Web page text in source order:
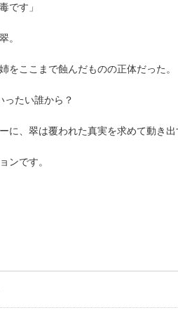
です」
。
をここまで蝕んだものの正体だった。
ったい誰から？
に、翠は覆われた真実を求めて動き出
ンです。